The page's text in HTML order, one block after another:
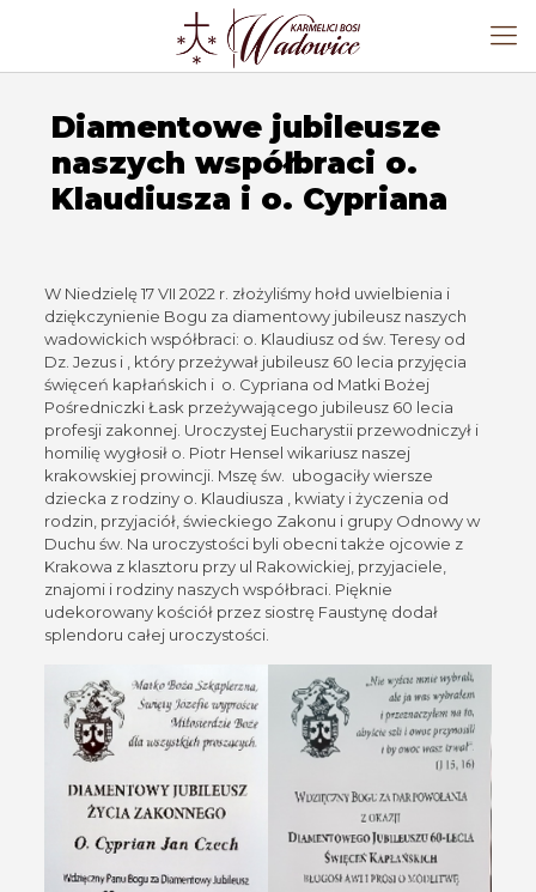
Diamentowe jubileusze
naszych współbraci o.
Klaudiusza i o. Cypriana
W Niedzielę 17 VII 2022 r. złożyliśmy hołd uwielbienia i
dziękczynienie Bogu za diamentowy jubileusz naszych
wadowickich współbraci: o. Klaudiusz od św. Teresy od
Dz. Jezus i , który przeżywał jubileusz 60 lecia przyjęcia
święceń kapłańskich i o. Cypriana od Matki Bożej
Pośredniczki Łask przeżywającego jubileusz 60 lecia
profesji zakonnej. Uroczystej Eucharystii przewodniczył i
homilię wygłosił o. Piotr Hensel wikariusz naszej
krakowskiej prowincji. Mszę św. ubogaciły wiersze
dziecka z rodziny o. Klaudiusza , kwiaty i życzenia od
rodzin, przyjaciół, świeckiego Zakonu i grupy Odnowy w
Duchu św. Na uroczystości byli obecni także ojcowie z
Krakowa z klasztoru przy ul Rakowickiej, przyjaciele,
znajomi i rodziny naszych współbraci. Pięknie
udekorowany kościół przez siostrę Faustynę dodał
splendoru całej uroczystości.